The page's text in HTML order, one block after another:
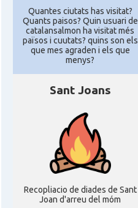
Quantes ciutats has visitat?
Quants paisos? Quin usuari de
catalansalmon ha visitat més
països i cuutats? quins son els
que mes agraden i els que
menys?
Sant Joans
Recopliacio de diades de Sant
Joan d'arreu del móm